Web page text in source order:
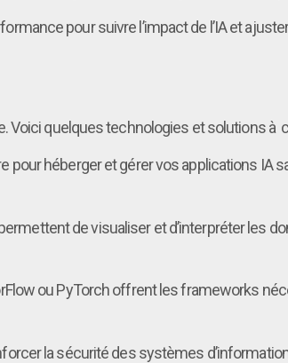
pour suivre l’impact de l’IA et
Voici quelques technologies et solutions à
pour héberger et gérer vos applications IA
de visualiser et d’interpréter les
ou PyTorch offrent les frameworks
la sécurité des systèmes